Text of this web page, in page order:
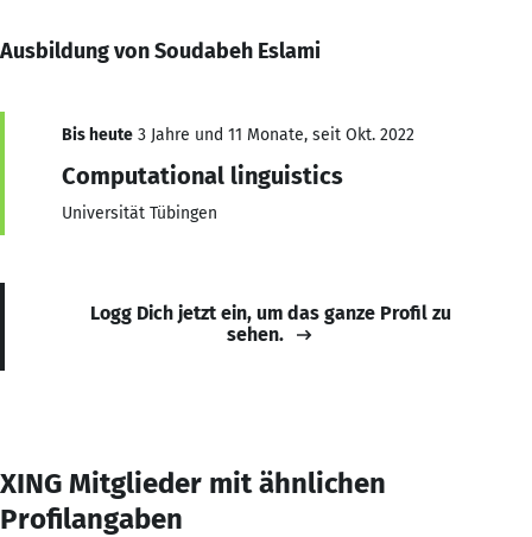
Ausbildung von Soudabeh Eslami
Bis heute 3 Jahre und 11 Monate, seit Okt. 2022
Computational linguistics
Universität Tübingen
Logg Dich jetzt ein, um das ganze Profil zu
sehen.
XING Mitglieder mit ähnlichen
Profilangaben